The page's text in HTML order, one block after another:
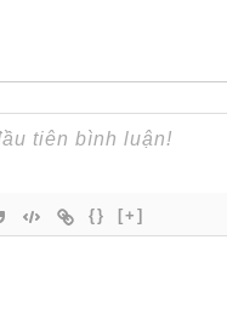
{} [+]